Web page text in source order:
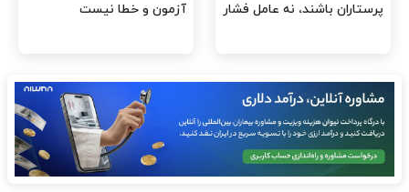
افتتاح پروژه‌ها شود؟
باید در اولویت تخصیص ارز